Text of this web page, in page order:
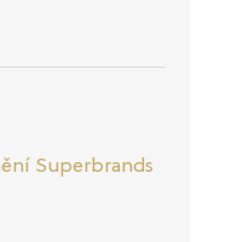
Superbrands